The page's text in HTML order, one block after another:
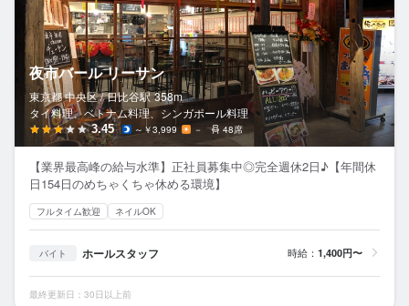
夜市バール リーサン
東京都 中央区 / 日比谷駅 358m
タイ料理、ベトナム料理、シンガポール料理
3.45 ～￥3,999 － 48席
【業界最高峰の給与水準】正社員募集中◎完全週休2日♪【年間休
日154日のめちゃくちゃ休める環境】
フルタイム歓迎 ネイルOK
バイト ホールスタッフ 時給： 1,400円〜
最終更新日：30日以上前